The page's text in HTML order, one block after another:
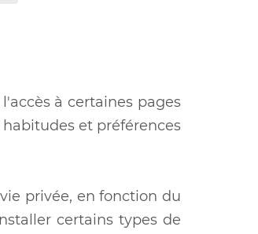
à certaines pages
et préférences
privée, en fonction du
certains types de